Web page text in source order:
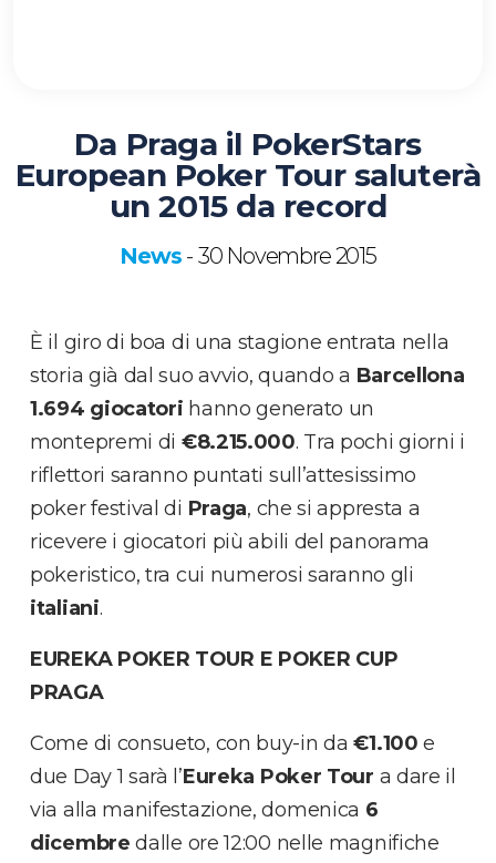
Da Praga il PokerStars
European Poker Tour saluterà
un 2015 da record
News -30 Novembre 2015
È il giro di boa di una stagione entrata nella
storia già dal suo avvio, quando a Barcellona
1.694 giocatori hanno generato un
montepremi di €8.215.000. Tra pochi giorni i
riflettori saranno puntati sull’attesissimo
poker festival di Praga, che si appresta a
ricevere i giocatori più abili del panorama
pokeristico, tra cui numerosi saranno gli
italiani.
EUREKA POKER TOUR E POKER CUP
PRAGA
Come di consueto, con buy-in da€1.100e
due Day 1 sarà l’Eureka Poker Tour a dare il
via alla manifestazione, domenica 6
dicembre dalle ore 12:00 nelle magnifiche